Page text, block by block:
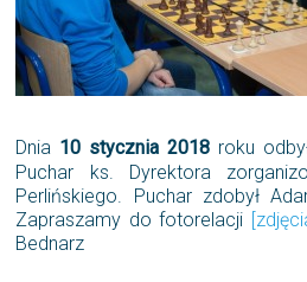
Dnia 10 stycznia 2018 roku
Puchar ks. Dyrektora
Perlińskiego. Puchar zdobył
Zapraszamy do fotorelacji
Bednarz